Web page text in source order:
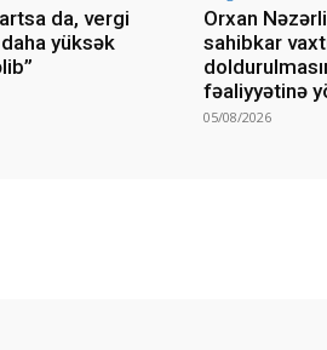
da, vergi
yüksək
Orxan
sahibkar
fəaliyyətinə
05/08/2026